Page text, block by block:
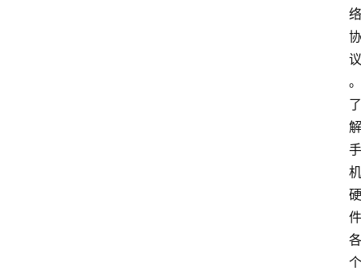
络
协
议
。
了
解
手
机
硬
件
各
个